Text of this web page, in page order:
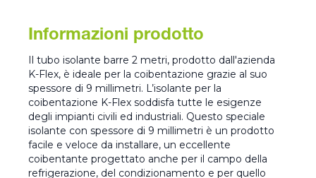
Informazioni prodotto
Il tubo isolante barre 2 metri, prodotto dall'azienda
K-Flex, è ideale per la coibentazione grazie al suo
spessore di 9 millimetri. L’isolante per la
coibentazione K-Flex soddisfa tutte le esigenze
degli impianti civili ed industriali. Questo speciale
isolante con spessore di 9 millimetri è un prodotto
facile e veloce da installare, un eccellente
coibentante progettato anche per il campo della
refrigerazione, del condizionamento e per quello